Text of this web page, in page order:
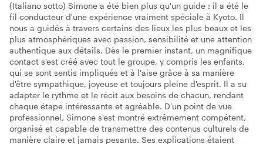
(Italiano sotto) Simone a été bien plus qu'un guide : il a été le
fil conducteur d'une expérience vraiment spéciale à Kyoto. Il
nous a guidés à travers certains des lieux les plus beaux et les
plus atmosphériques avec passion, sensibilité et une attention
authentique aux détails. Dès le premier instant, un magnifique
contact s'est créé avec tout le groupe, y compris les enfants,
qui se sont sentis impliqués et à l'aise grâce à sa manière
d'être sympathique, joyeuse et toujours pleine d'esprit. Il a su
adapter le rythme et le récit aux besoins de chacun, rendant
chaque étape intéressante et agréable. D'un point de vue
professionnel, Simone s'est montré extrêmement compétent,
organisé et capable de transmettre des contenus culturels de
manière claire et jamais pesante. Ses explications étaient